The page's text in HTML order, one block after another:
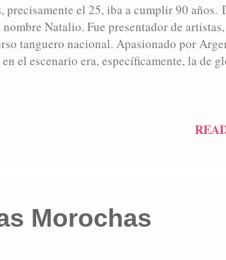
el 25, iba a cumplir 90 años.
Natalio. Fue presentador de
tanguero nacional. Apasionado por
el escenario era, específicamente, la de
Morochas